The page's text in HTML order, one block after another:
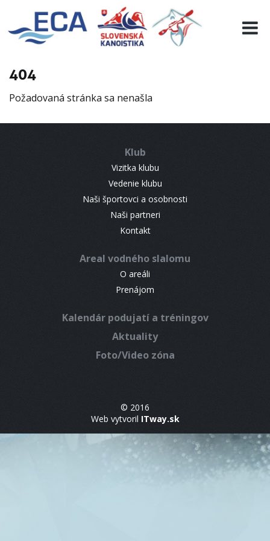
404
Požadovaná stránka sa nenašla
Klub
Vizitka klubu
Vedenie klubu
Naši športovci a osobnosti
Naši partneri
Kontakt
Areal vodného slalomu
O areáli
Prenájom
Kalendár podujatí a tréningov
Aktuality
Foto/Video zóna
© 2016
Web vytvoril ITway.sk
EURO 19
INFO
RESULTS
CONTACT